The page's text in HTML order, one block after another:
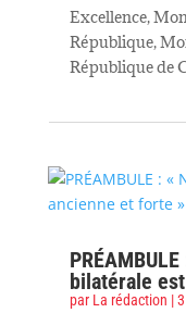
Excellence,
République,
République de
bilatérale
par La rédaction |